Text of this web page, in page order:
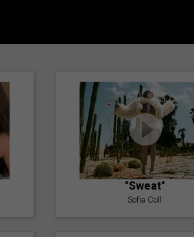
"Sweat"
Sofia Coll